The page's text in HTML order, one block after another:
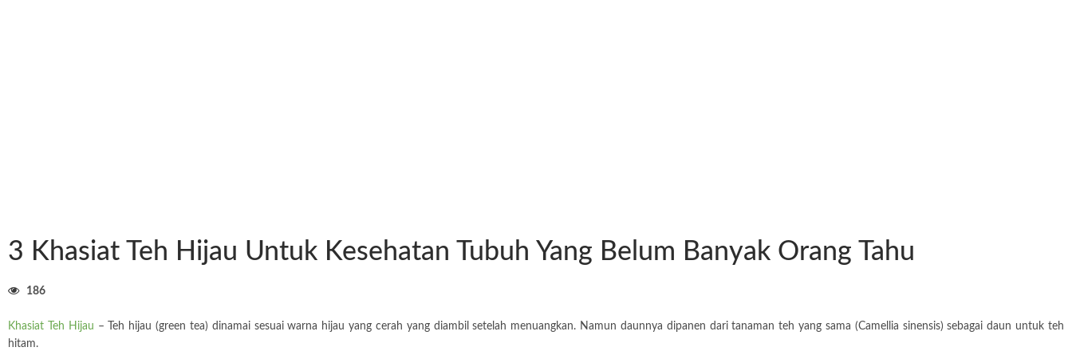
3 Khasiat Teh Hijau Untuk Kesehatan Tubuh Yang Belum Banyak Orang Tahu
186
Khasiat Teh Hijau – Teh hijau (green tea) dinamai sesuai warna hijau yang cerah yang diambil setelah menuangkan. Namun daunnya dipanen dari tanaman teh yang sama (Camellia sinensis) sebagai daun untuk teh
hitam.